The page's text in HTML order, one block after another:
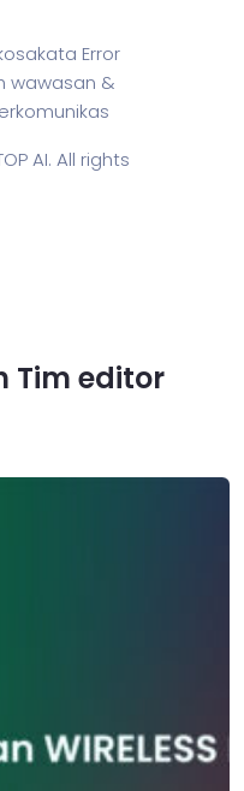
Error
wawasan &
AI. All rights
Tim editor